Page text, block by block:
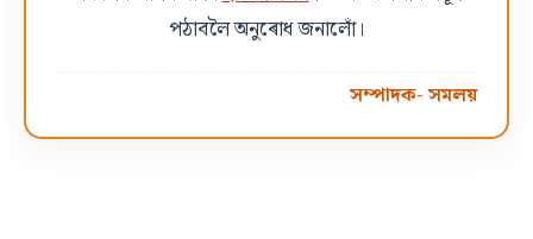
পঠাবলৈ অনুৰোধ জনালোঁ।
সম্পাদক- সমলয়